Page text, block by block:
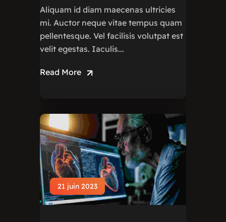
Aliquam id diam maecenas ultricies
mi. Auctor neque vitae tempus quam
pellentesque. Vel facilisis volutpat est
velit egestas. Iaculis...
Read More
21 juin 2023